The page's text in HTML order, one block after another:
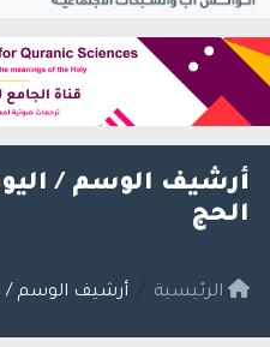
أرشيف الوسم /
الحج
الرئيسية أرشيف الوسم /